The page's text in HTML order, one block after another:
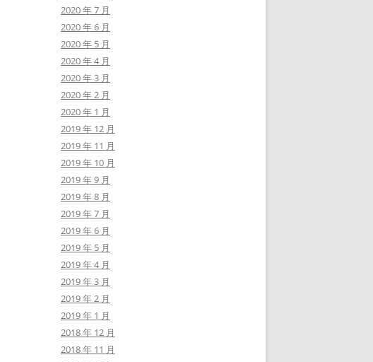
2020 年 7 月
2020 年 6 月
2020 年 5 月
2020 年 4 月
2020 年 3 月
2020 年 2 月
2020 年 1 月
2019 年 12 月
2019 年 11 月
2019 年 10 月
2019 年 9 月
2019 年 8 月
2019 年 7 月
2019 年 6 月
2019 年 5 月
2019 年 4 月
2019 年 3 月
2019 年 2 月
2019 年 1 月
2018 年 12 月
2018 年 11 月